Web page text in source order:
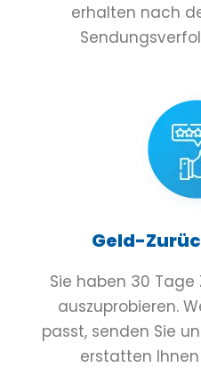
erhalten nach
Geld-
Sie haben 30 Tage
auszuprobieren.
passt, senden Sie
erstatten Ihnen